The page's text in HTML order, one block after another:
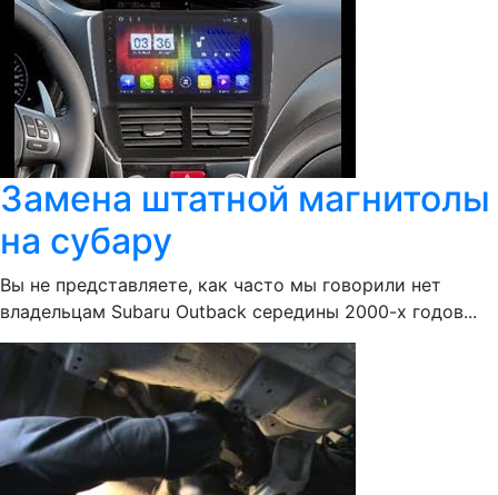
Замена штатной магнитолы
на субару
Вы не представляете, как часто мы говорили нет
владельцам Subaru Outback середины 2000-х годов...